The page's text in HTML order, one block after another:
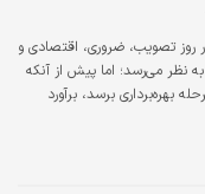
روز تصویب، ضروری، اقتصادی و
نظر می‌رسد؛ اما پیش از آنکه
بهره‌برداری برسد، برآورد